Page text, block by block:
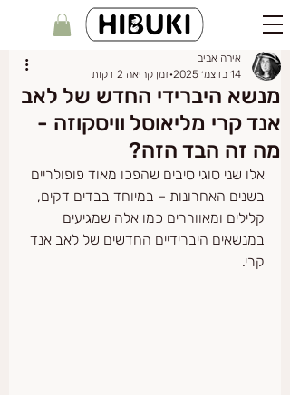
מנשא היברידי החדש של לאב
אנד קרי מליאוסל וויסקוזה -
מה זה הבד הזה?
אירה אביב
14 בדצמ׳ 2025
זמן קריאה 2 דקות
אלו שני סוגי סיבים שהפכו מאוד פופולריים
בשנים האחרונות – במיוחד בבדים דקים,
קלילים ומאווררים כמו אלה שמגיעים
במנשאים היברידיים החדשים של לאב אנד
קרי.